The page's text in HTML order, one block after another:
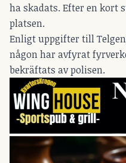
ha skadats. Efter en kort
platsen.
Enligt uppgifter till
någon har avfyrat
bekräftats av polisen.